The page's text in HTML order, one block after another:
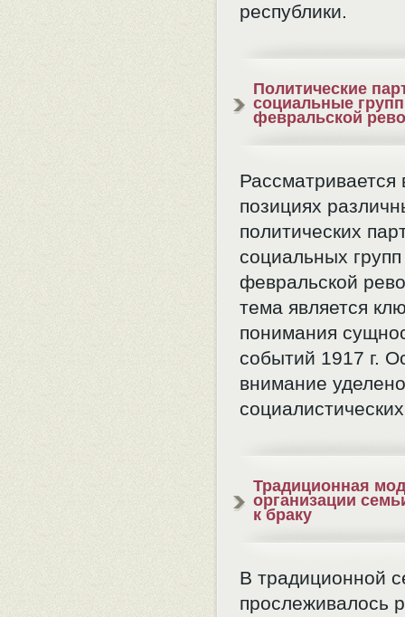
республики.
Политические
социальные
февральской
Рассматривается
позициях
политических
социальных
февральской
тема является
понимания
событий 1917 г.
внимание
Традиционная
организации
к браку
В традиционной
прослеживалось